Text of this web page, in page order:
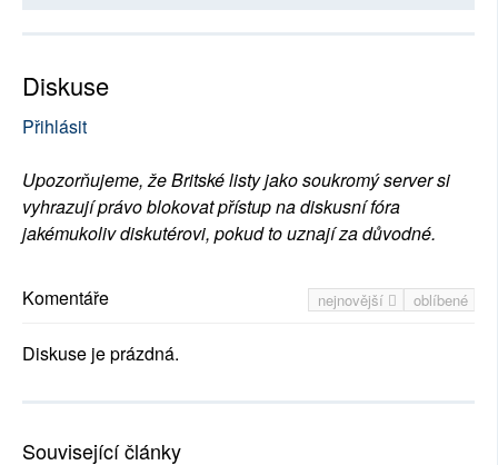
Diskuse
Přihlásit
Upozorňujeme, že Britské listy jako soukromý server si
vyhrazují právo blokovat přístup na diskusní fóra
jakémukoliv diskutérovi, pokud to uznají za důvodné.
nejnovější oblíbené
Komentáře
Diskuse je prázdná.
Související články